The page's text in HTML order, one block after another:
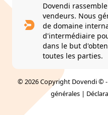
Dovendi
vendeurs. Nous
de domaine
d'intermédiaire
dans le but
toutes les parties.
© 2026 Copyright Dovendi ©
générales |